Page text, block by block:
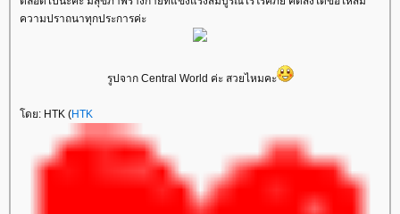
ความปราถนาทุกประการค่ะ
รูปจาก Central World ค่ะ สวยไหมคะ
โดย: HTK (HTK